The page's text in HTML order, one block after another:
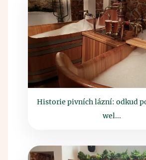
Historie pivních lázní: odkud
wel...